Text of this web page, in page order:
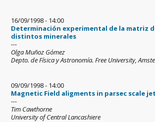
16/09/1998 - 14:00
Determinación experimental de la matriz
distintos minerales
---
Olga Muñoz Gómez
Depto. de Física y Astronomía. Free University,
09/09/1998 - 14:00
Magnetic Field aligments in parsec scale
---
Tim Cawthorne
University of Central Lancashiere